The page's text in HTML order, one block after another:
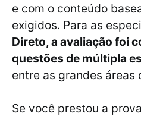
e com o conteúdo
exigidos. Para as
Direto, a avaliação foi
questões de múltipla
entre as grandes áreas
Se você prestou a